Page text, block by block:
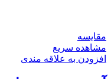
مقایسه
مشاهده سریع
افزودن به علاقه مندی